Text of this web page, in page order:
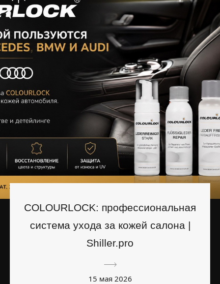
COLOURLOCK: профессиональная
система ухода за кожей салона |
Shiller.pro
15 мая 2026